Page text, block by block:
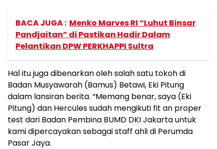
BACA JUGA : Menko Marves RI “Luhut Binsar
Pandjaitan” di Pastikan Hadir Dalam
Pelantikan DPW PERKHAPPI Sultra
Hal itu juga dibenarkan oleh salah satu tokoh di
Badan Musyawarah (Bamus) Betawi, Eki Pitung
dalam lansiran berita. “Memang benar, saya (Eki
Pitung) dan Hercules sudah mengikuti fit an proper
test dari Badan Pembina BUMD DKI Jakarta untuk
kami dipercayakan sebagai staff ahli di Perumda
Pasar Jaya.